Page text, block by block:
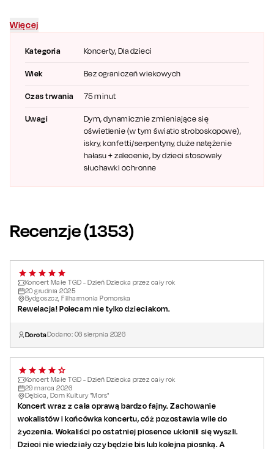
Kategoria Koncerty, Dla dzieci
Wiek Bez ograniczeń wiekowych
Czas trwania 75 minut
Uwagi
Dym, dynamicznie zmieniające się
oświetlenie (w tym światło stroboskopowe),
iskry, konfetti/serpentyny, duże natężenie
hałasu + zalecenie, by dzieci stosowały
słuchawki ochronne
współpracą ze znanymi artystami, m.in. zRoksaną Węgiel.
góry”, rozpoczynający się słowami „Piękny świat
Dzieciaki koncertują na żywo, a każdy występ Małego TGD to
mnóstwo skocznych utworów, przebojowych fraz i wyjątkowe
okazji została przygotowana niezwykła oprawa audiowizualna,
pełna efektów specjalnych i wizualizacji. Dzięki temu udział w
Sprawdźrepertuar wydarzeń
najbliższych bilety na koncert zespołu Małe TGD!
Więcej
Recenzje (1353)
Koncert Małe TGD - Dzień Dziecka przez cały rok
20grudnia 2025
Bydgoszcz, Filharmonia Pomorska
Rewelacja! Polecam nie tylko dzieciakom.
DorotaDodano: 06 sierpnia 2026
Koncert Małe TGD - Dzień Dziecka przez cały rok
29 marca 2026
Dębica, Dom Kultury "Mors"
Koncert wraz z cała oprawą bardzo fajny. Zachowanie
wokalistów i końcówka koncertu, cóż pozostawia wile do
życzenia. Wokaliści po ostatniej piosence ukłonili się wyszli.
Dzieci nie wiedziały czy będzie bis lub kolejna piosnką. A